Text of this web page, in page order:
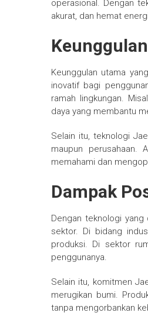
operasional. Dengan
akurat, dan hemat
Keunggulan utama
inovatif bagi
ramah lingkungan.
daya yang membantu
Selain itu, teknologi
maupun perusahaan.
memahami dan
Dampak
Dengan teknologi
sektor. Di bidang
produksi. Di sektor
penggunanya.
Selain itu, komitmen
merugikan bumi.
tanpa mengorbankan